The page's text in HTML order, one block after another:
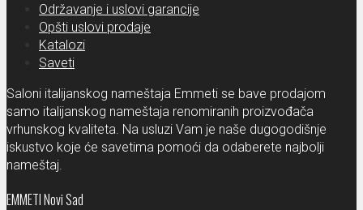
Održavanje i uslovi garancije
Opšti uslovi prodaje
Katalozi
Saveti
Saloni italijanskog nameštaja Emmeti se bave prodajom
samo italijanskog nameštaja renomiranih proizvođača
vrhunskog kvaliteta. Na usluzi Vam je naše dugogodišnje
iskustvo koje će savetima pomoći da odaberete najbolji
nameštaj.
EMMETI Novi Sad